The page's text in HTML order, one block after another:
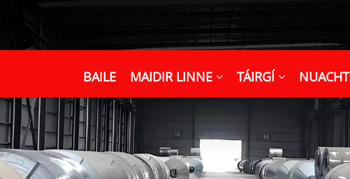
BAILE MAIDIR LINNE TÁIRGÍ NUACHT